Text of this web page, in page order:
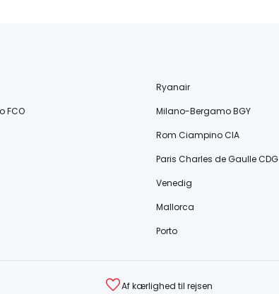
Ryanair
FCO
Milano-Bergamo BGY
Rom Ciampino CIA
Paris Charles de Gaulle CDG
Venedig
Mallorca
Porto
Af kærlighed til rejsen